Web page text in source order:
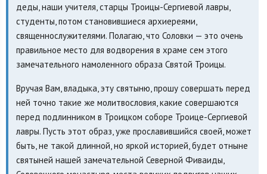
деды, наши учителя, старцы Троицы-Сергиевой лавры,
студенты, потом становившиеся архиереями,
священнослужителями. Полагаю, что Соловки — это очень
правильное место для водворения в храме сем этого
замечательного намоленного образа Святой Троицы.
Вручая Вам, владыка, эту святыню, прошу совершать перед
ней точно такие же молитвословия, какие совершаются
перед подлинником в Троицком соборе Троице-Сергиевой
лавры. Пусть этот образ, уже прославившийся своей, может
быть, не такой длинной, но яркой историей, будет отныне
святыней нашей замечательной Северной Фиваиды,